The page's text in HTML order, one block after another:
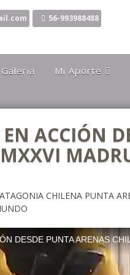
56-993988488
Galeria Mi Aporte
Comentarios
El Canto Del
El Canto De La
Mis Karaokes
Opiniones
EN ACCIÓN
CHILENA PUNTA